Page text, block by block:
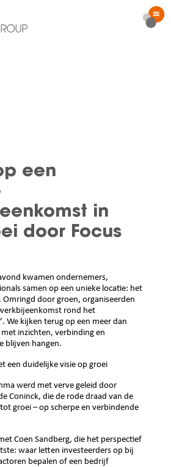
een
in
door Focus
kwamen ondernemers,
samen op een unieke locatie: het
door groen, organiseerden
rond het
. We kijken terug op een meer dan
inzichten, verbinding en
blijven hangen.
een duidelijke visie op groei
werd met verve geleid door
Coninck, die de rode draad van de
groei – op scherpe en verbindende
Coen Sandberg, die het perspectief
waar letten investeerders op bij
bepalen of een bedrijf